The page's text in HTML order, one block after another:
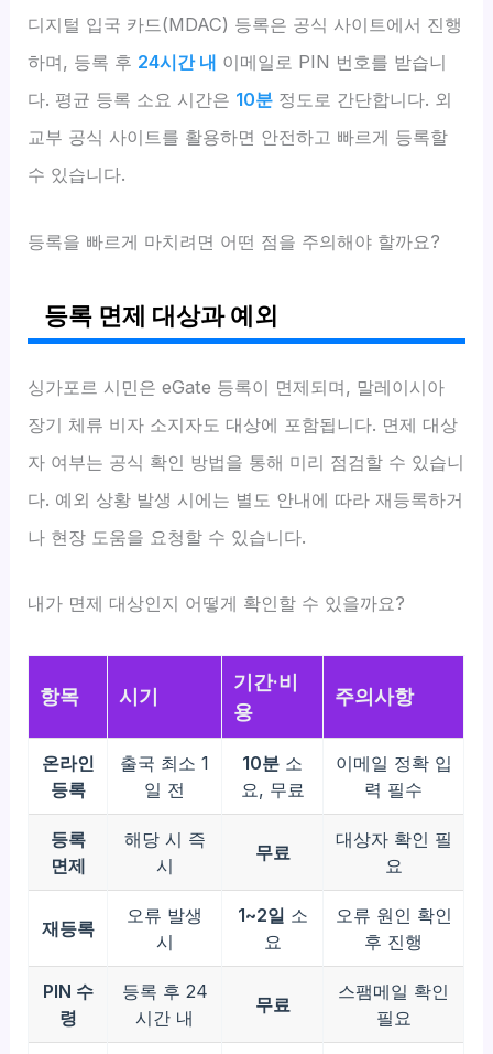
디지털 입국 카드(MDAC) 등록은 공식 사이트에서 진행
하며, 등록 후 24시간 내 이메일로 PIN 번호를 받습니
다. 평균 등록 소요 시간은 10분 정도로 간단합니다. 외
교부 공식 사이트를 활용하면 안전하고 빠르게 등록할
수 있습니다.
등록을 빠르게 마치려면 어떤 점을 주의해야 할까요?
등록 면제 대상과 예외
싱가포르 시민은 eGate 등록이 면제되며, 말레이시아
장기 체류 비자 소지자도 대상에 포함됩니다. 면제 대상
자 여부는 공식 확인 방법을 통해 미리 점검할 수 있습니
다. 예외 상황 발생 시에는 별도 안내에 따라 재등록하거
나 현장 도움을 요청할 수 있습니다.
내가 면제 대상인지 어떻게 확인할 수 있을까요?
항목 시기
기간·비
용
주의사항
온라인
등록
출국 최소 1
일 전
10분 소
요, 무료
이메일 정확 입
력 필수
등록
면제
해당 시 즉
시
무료
대상자 확인 필
요
재등록
오류 발생
시
1~2일 소
요
오류 원인 확인
후 진행
PIN 수
령
등록 후 24
시간 내
무료
스팸메일 확인
필요